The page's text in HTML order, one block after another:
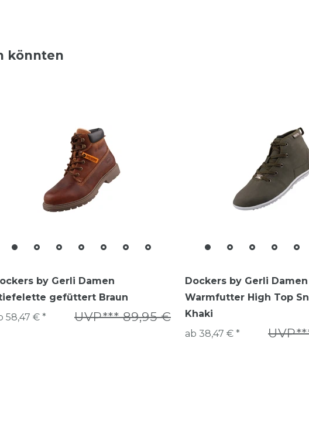
könnten
by Gerli Damen
gefüttert Braun
UVP*** 89,95 €
58,47 € *
Dockers by Gerli Damen
Warmfutter High Top
Khaki
ab 38,47 € *